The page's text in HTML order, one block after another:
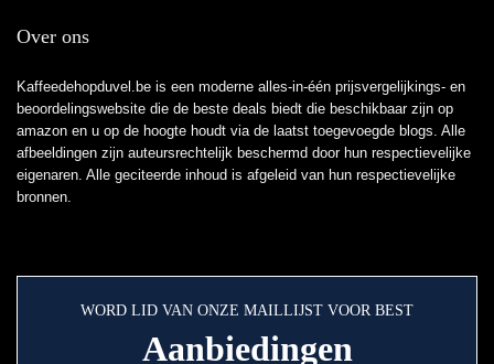
Over ons
Kaffeedehopduvel.be is een moderne alles-in-één prijsvergelijkings- en
beoordelingswebsite die de beste deals biedt die beschikbaar zijn op
amazon en u op de hoogte houdt via de laatst toegevoegde blogs. Alle
afbeeldingen zijn auteursrechtelijk beschermd door hun respectievelijke
eigenaren. Alle geciteerde inhoud is afgeleid van hun respectievelijke
bronnen.
WORD LID VAN ONZE MAILLIJST VOOR BEST
Aanbiedingen